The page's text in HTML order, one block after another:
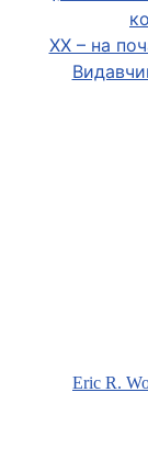
ХХ – на
Eric R.